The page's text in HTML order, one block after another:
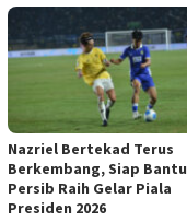
Nazriel Bertekad Terus
Berkembang, Siap Bantu
Persib Raih Gelar Piala
Presiden 2026